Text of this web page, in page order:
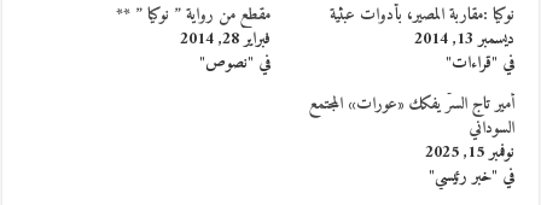
نوكيا :مقاربة المصير، بأدوات عبثية
ديسمبر 13, 2014
في "قراءات"
مقطع من رواية ” نوكيا ” **
فبراير 28, 2014
في "نصوص"
أمير تاج السرّ يفكك «عورات» المجتمع
السوداني
نوفمبر 15, 2025
في "خبر رئيسي"